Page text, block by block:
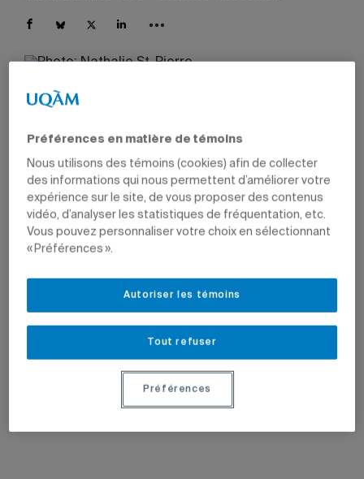
Préférences en matière de témoins
Nous utilisons des témoins (cookies) afin de collecter
des informations qui nous permettent d’améliorer votre
expérience sur le site, de vous proposer des contenus
vidéo, d’analyser les statistiques de fréquentation, etc.
Vous pouvez personnaliser votre choix en sélectionnant
« Préférences ».
Tout refuser
Autoriser les témoins
Préférences